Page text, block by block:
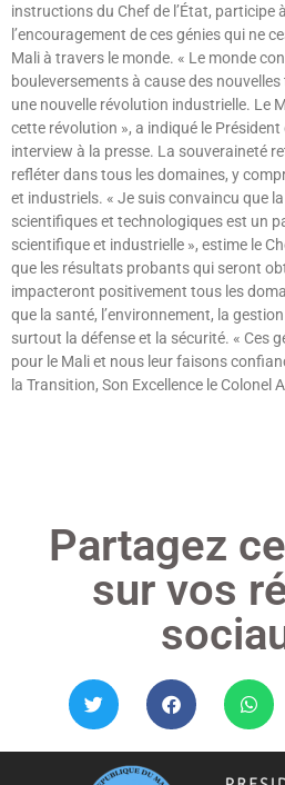
instructions du Chef de l’État, participe
l’encouragement de ces génies qui ne
Mali à travers le monde. « Le monde
bouleversements à cause des
une nouvelle révolution industrielle. Le
cette révolution », a indiqué le
interview à la presse. La souveraineté
refléter dans tous les domaines, y
et industriels. « Je suis convaincu que
scientifiques et technologiques est un
scientifique et industrielle », estime le
que les résultats probants qui seront
impacteront positivement tous les
que la santé, l’environnement, la
surtout la défense et la sécurité. « Ces
pour le Mali et nous leur faisons
la Transition, Son Excellence le Colonel
Partagez
sur vos